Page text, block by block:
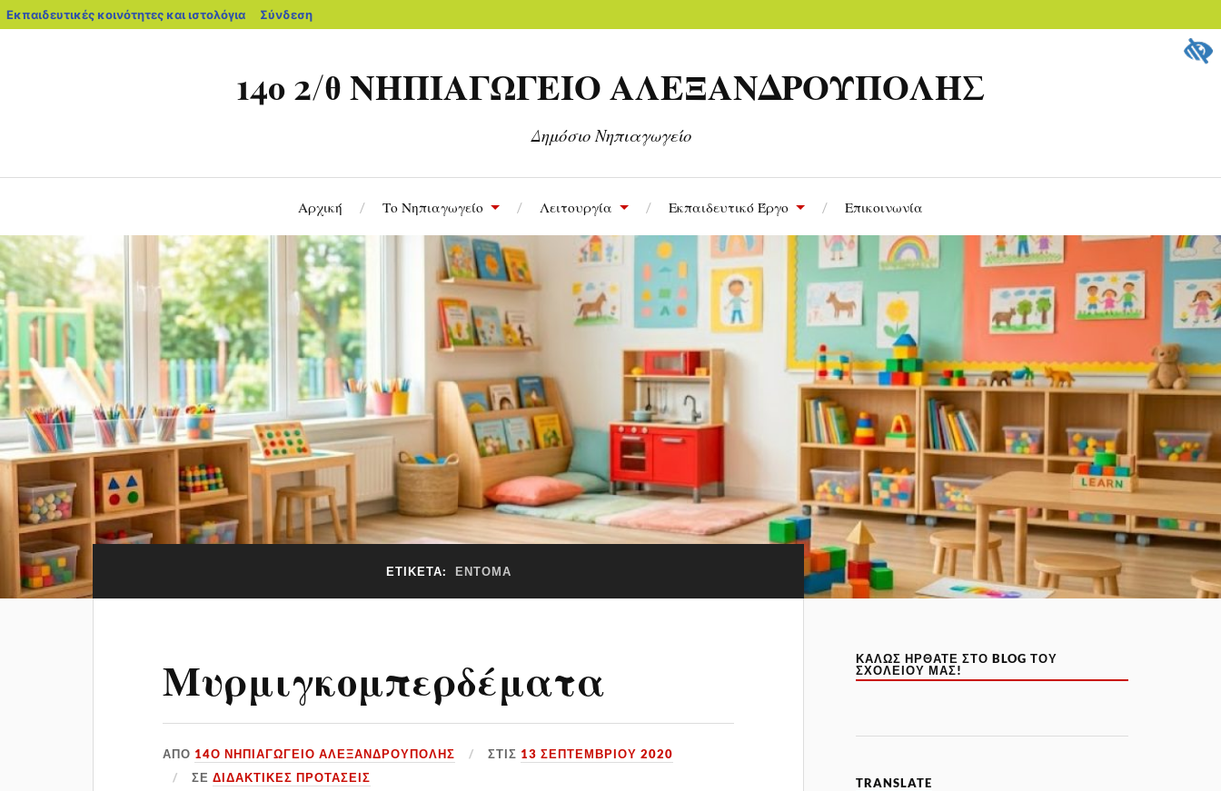
Εκπαιδευτικές κοινότητες και ιστολόγια Σύνδεση
14ο 2/θ ΝΗΠΙΑΓΩΓΕΙΟ ΑΛΕΞΑΝΔΡΟΥΠΟΛΗΣ
Δημόσιο Νηπιαγωγείο
Αρχική Το Νηπιαγωγείο Λειτουργία Εκπαιδευτικό Έργο Επικοινωνία
ΕΤΙΚΈΤΑ: ΕΝΤΟΜΑ
Μυρμιγκομπερδέματα
ΑΠΌ 14Ο ΝΗΠΙΑΓΩΓΕΙΟ ΑΛΕΞΑΝΔΡΟΥΠΟΛΗΣ ΣΤΙΣ 13 ΣΕΠΤΕΜΒΡΊΟΥ 2020
ΣΕΔΙΔΑΚΤΙΚΕΣ ΠΡΟΤΑΣΕΙΣ
ΚΑΛΏΣ ΉΡΘΑΤΕ ΣΤΟ BLOG ΤΟΥ
ΣΧΟΛΕΊΟΥ ΜΑΣ!
TRANSLATE